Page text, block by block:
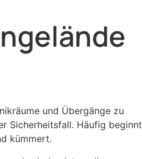
und Übergänge zu
Sicherheitsfall. Häufig beginnt
kümmert.